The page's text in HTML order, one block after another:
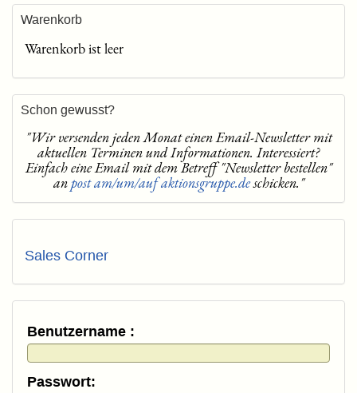
Warenkorb
Warenkorb ist leer
Schon gewusst?
"Wir versenden jeden Monat einen Email-Newsletter mit
aktuellen Terminen und Informationen. Interessiert?
Einfach eine Email mit dem Betreff "Newsletter bestellen"
anpost am/um/auf aktionsgruppe.deschicken."
Sales Corner
Benutzername :
Passwort: